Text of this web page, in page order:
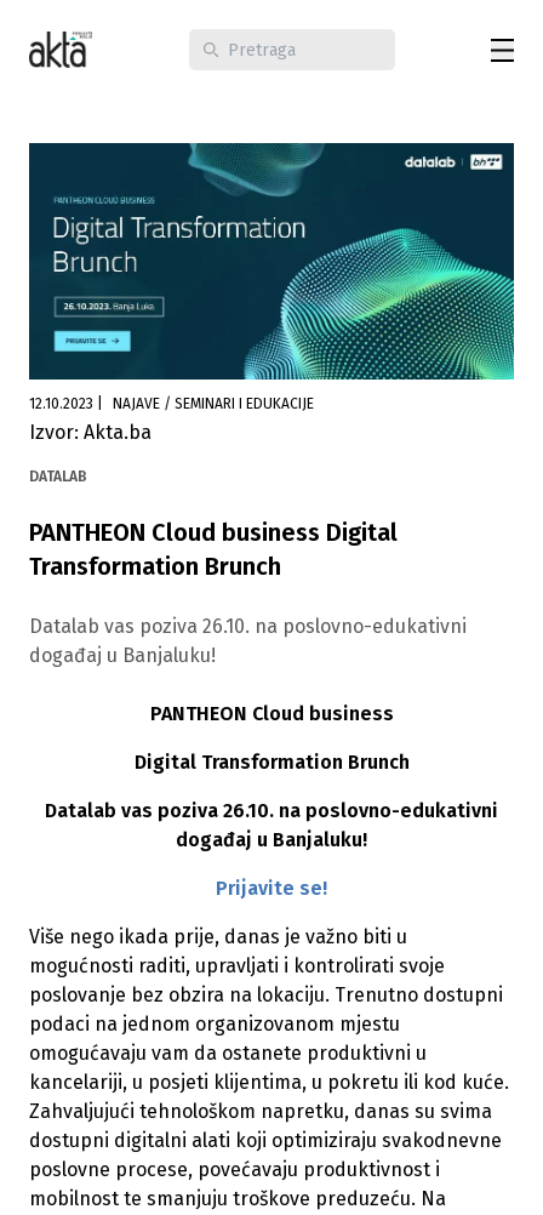
12.10.2023 NAJAVE / SEMINARI I EDUKACIJE
Izvor: Akta.ba
DATALAB
PANTHEON Cloud business Digital
Transformation Brunch
Datalab vas poziva 26.10. na poslovno-edukativni
događaj u Banjaluku!
PANTHEON Cloud business
Digital Transformation Brunch
Datalab vas poziva 26.10. na poslovno-edukativni
događaj u Banjaluku!
Prijavite se!
Više nego ikada prije, danas je važno biti u
mogućnosti raditi, upravljati i kontrolirati svoje
poslovanje bez obzira na lokaciju. Trenutno dostupni
podaci na jednom organizovanom mjestu
omogućavaju vam da ostanete produktivni u
kancelariji, u posjeti klijentima, u pokretu ili kod kuće.
Zahvaljujući tehnološkom napretku, danas su svima
dostupni digitalni alati koji optimiziraju svakodnevne
poslovne procese, povećavaju produktivnost i
mobilnost te smanjuju troškove preduzeću. Na